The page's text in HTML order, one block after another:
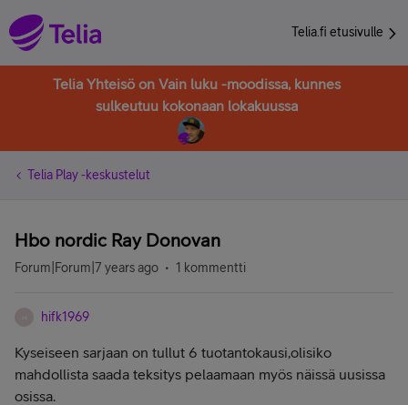
Telia.fi etusivulle
Telia Yhteisö on Vain luku -moodissa, kunnes
sulkeutuu kokonaan lokakuussa
Telia Play -keskustelut
Hbo nordic Ray Donovan
Forum|Forum|7 years ago 1 kommentti
hifk1969
Kyseiseen sarjaan on tullut 6 tuotantokausi,olisiko
mahdollista saada teksitys pelaamaan myös näissä uusissa
osissa.